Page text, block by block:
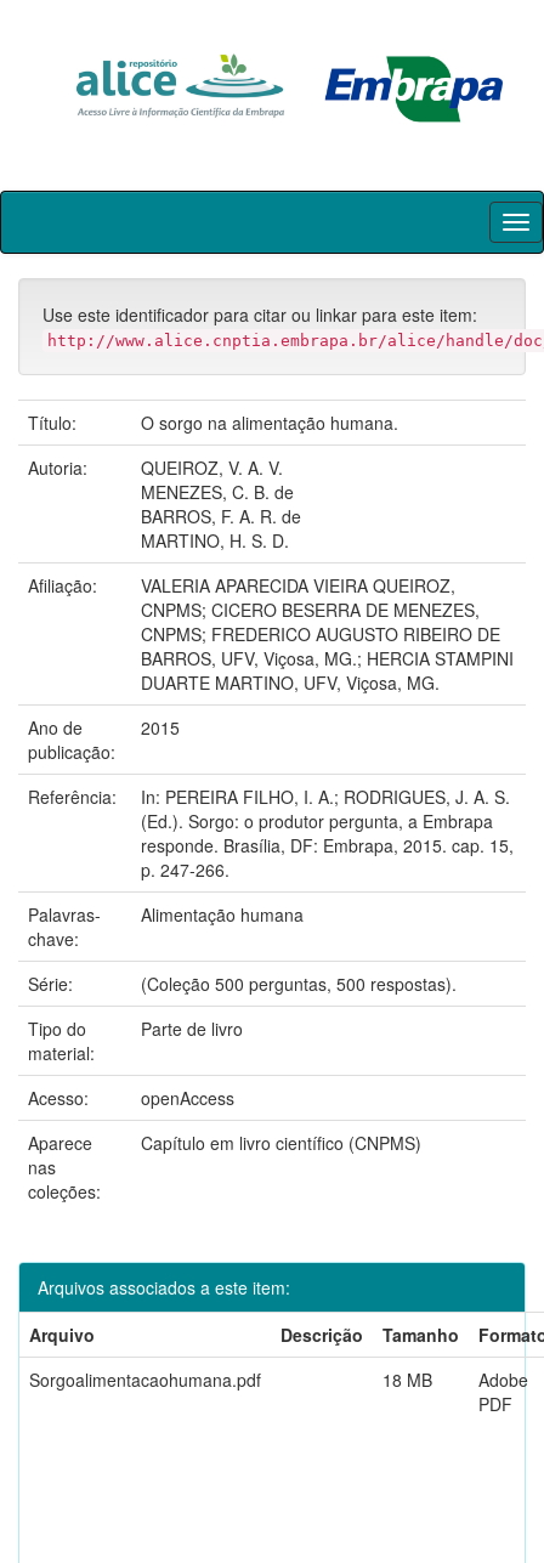
Skip
Use este identificador para citar ou linkar para este item:
http://www.alice.cnptia.embrapa.br/alice/handle/doc/
Título:
O sorgo na alimentação humana.
Autoria:
QUEIROZ, V. A. V.
MENEZES, C. B. de
BARROS, F. A. R. de
MARTINO, H. S. D.
Afiliação:
VALERIA APARECIDA VIEIRA QUEIROZ,
CNPMS; CICERO BESERRA DE MENEZES,
CNPMS; FREDERICO AUGUSTO RIBEIRO DE
BARROS, UFV, Viçosa, MG.; HERCIA STAMPINI
DUARTE MARTINO, UFV, Viçosa, MG.
Ano de
publicação:
2015
Referência:
In: PEREIRA FILHO, I. A.; RODRIGUES, J. A. S.
(Ed.). Sorgo: o produtor pergunta, a Embrapa
responde. Brasília, DF: Embrapa, 2015. cap. 15,
p. 247-266.
Palavras-
chave:
Alimentação humana
Série:
(Coleção 500 perguntas, 500 respostas).
Tipo do
material:
Parte de livro
Acesso:
openAccess
Aparece
nas
coleções:
Capítulo em livro científico (CNPMS)
Arquivos associados a este item:
Arquivo
Descrição Tamanho
Sorgoalimentacaohumana.pdf
18 MB
Adobe
PDF